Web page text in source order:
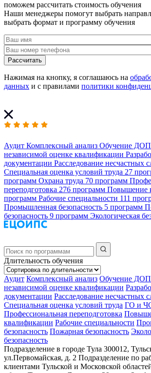
поможем рассчитать стоимость обучения
Наши менеджеры помогут выбрать
выбрать формат и программу обучения
Рассчитать
Нажимая на кнопку, я соглашаюсь на
данных и с правилами политики
Аудит Комплексный анализ Обучение
независимой оценке квалификации
документации Расследование несчастных
Специальная оценка условий труда 27
программ Охрана труда 70 программ
переподготовка 276 программ Повышение
программ Рабочие специальности 111
Промышленная безопасность 5 программ
безопасность 9 программ Экологическая
Длительность обучения
Аудит Комплексный анализ Обучение
независимой оценке квалификации
документации Расследование несчастных
Специальная оценка условий труда ГО и
Профессиональная переподготовка
квалификации Рабочие специальности
безопасность Пожарная безопасность
безопасность
Подразделение в городе Тула 300012,
ул.Первомайская, д. 2 Подразделение по
клиентами Тульской и Московской